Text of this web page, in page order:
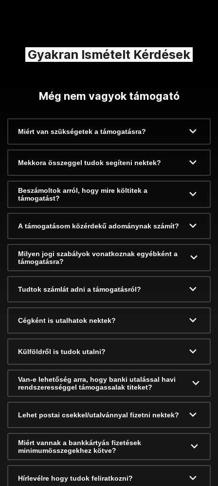
Gyakran Ismételt Kérdések
Még nem vagyok támogató
Miért van szükségetek a támogatásra?
Mekkora összeggel tudok segíteni nektek?
Beszámoltok arról, hogy mire költitek a
támogatást?
A támogatásom közérdekű adománynak számít?
Milyen jogi szabályok vonatkoznak egyébként a
támogatásra?
Tudtok számlát adni a támogatásról?
Cégként is utalhatok nektek?
Külföldről is tudok utalni?
Van-e lehetőség arra, hogy banki utalással havi
rendszerességgel támogassalak titeket?
Lehet postai csekkel/utalvánnyal fizetni nektek?
Miért vannak a bankkártyás fizetések
minimumösszegekhez kötve?
Hírlevélre hogy tudok feliratkozni?